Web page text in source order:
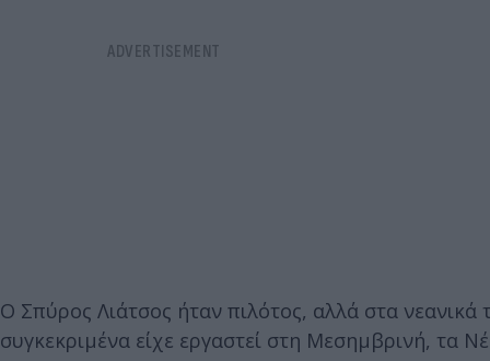
Ο Σπύρος Λιάτσος ήταν πιλότος, αλλά στα νεανικά
συγκεκριμένα είχε εργαστεί στη Μεσημβρινή, τα